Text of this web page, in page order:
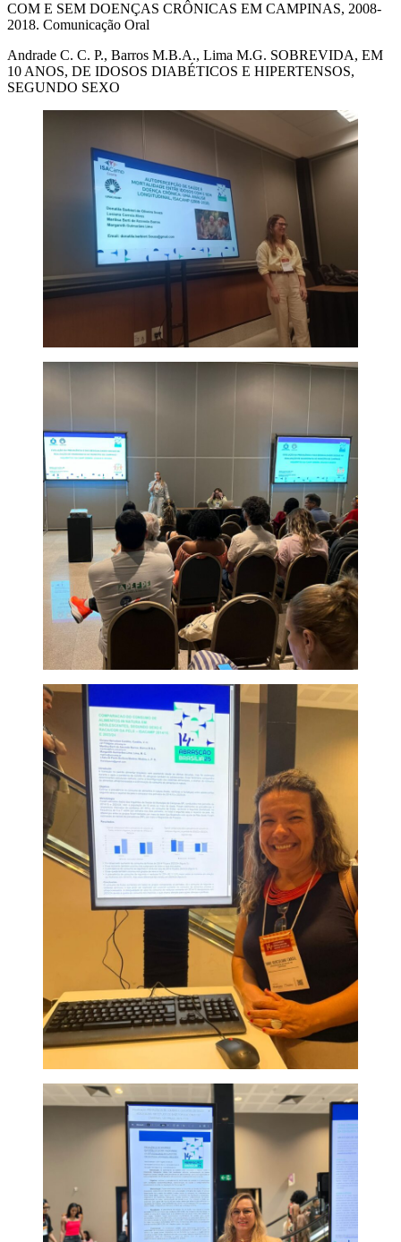
COM E SEM DOENÇAS CRÔNICAS EM CAMPINAS, 2008-
2018. Comunicação Oral
Andrade C. C. P., Barros M.B.A., Lima M.G. SOBREVIDA, EM
10 ANOS, DE IDOSOS DIABÉTICOS E HIPERTENSOS,
SEGUNDO SEXO